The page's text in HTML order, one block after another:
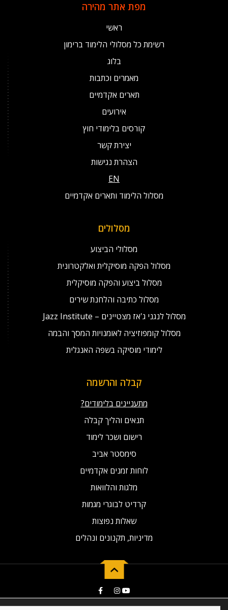
מפת אתר מהירה
ראשי
רשימת כל מסלולי הלימוד ברימון
בלוג
מאמרים וכתבות
תארים אקדמיים
אירועים
קורסים בלימודי חוץ
יצירת קשר
הצהרת נגישות
EN
מסלול הלימוד ותארים אקדמיים
מסלולים
מסלולי הביצוע
מסלול הפקה מוסיקלית ואלקטרונית
מסלול ביצוע והפקה מוסיקלית
מסלול כתיבה והלחנת שירים
מסלול לנגני ג'אז מצטיינים – Jazz Institute
מסלול קומפוזיציה לאומנויות המסך והבמה
לימודי מוסיקה בשפה האנגלית
קבלה והרשמה
מתעניינים בלימודים?
תנאים והליך קבלה
רישום ושכר לימוד
סימסטר אביב
לוחות זמנים אקדמיים
מלגות והלוואות
קרדיט לבוגרי מגמות
שאלות נפוצות
מדיניות, תקנונים ונהלים
2019 © Developed by NG Universal